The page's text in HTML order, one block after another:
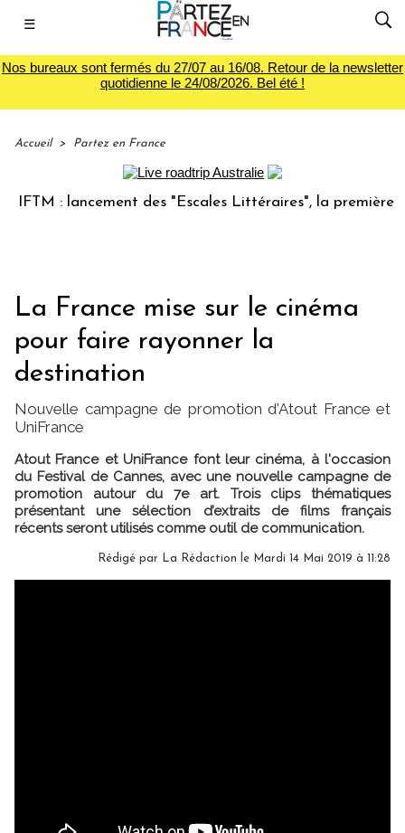
☰
Nos bureaux sont fermés du 27/07 au 16/08. Retour de la newsletter
quotidienne le 24/08/2026. Bel été !
Accueil > Partez en France
: lancement des "Escales Littéraires", la première
La France mise sur le cinéma
pour faire rayonner la
destination
Nouvelle campagne de promotion d'Atout France et
UniFrance
Atout France et UniFrance font leur cinéma, à l'occasion
du Festival de Cannes, avec une nouvelle campagne de
promotion autour du 7e art. Trois clips thématiques
présentant une sélection d’extraits de films français
récents seront utilisés comme outil de communication.
Rédigé par La Rédaction le Mardi 14 Mai 2019 à 11:28